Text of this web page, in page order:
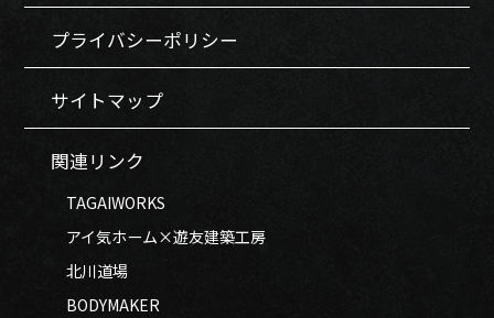
プライバシーポリシー
サイトマップ
関連リンク
TAGAIWORKS
アイ気ホーム×遊友建築工房
北川道場
BODYMAKER